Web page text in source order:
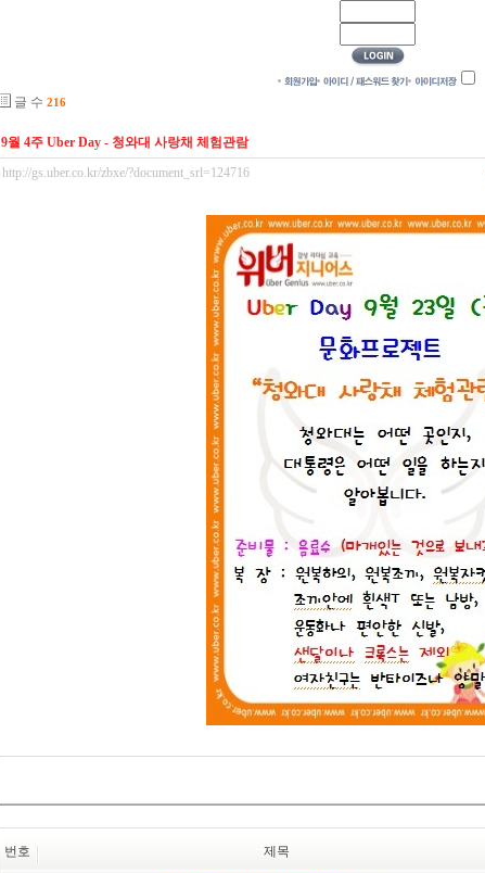
글 수 216
9월 4주 Uber Day - 청와대 사랑채 체험관람
http://gs.uber.co.kr/zbxe/?document_srl=124716
번호 제목